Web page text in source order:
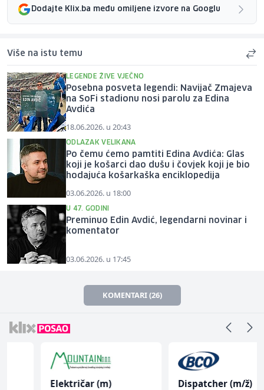
Dodajte Klix.ba među omiljene izvore na Googlu
Više na istu temu
LEGENDE ŽIVE VJEČNO
Posebna posveta legendi: Navijač Zmajeva
na SoFi stadionu nosi parolu za Edina
Avdića
18.06.2026. u 20:43
ODLAZAK VELIKANA
Po čemu ćemo pamtiti Edina Avdića: Glas
koji je košarci dao dušu i čovjek koji je bio
hodajuća košarkaška enciklopedija
03.06.2026. u 18:00
U 47. GODINI
Preminuo Edin Avdić, legendarni novinar i
komentator
03.06.2026. u 17:45
KOMENTARI (26)
Električar (m) Dispatcher (m/ž)